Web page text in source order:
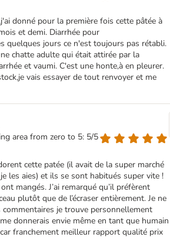
donné pour la première fois cette pâtée à
et demi. Diarrhée pour
quelques jours ce n'est toujours pas rétabli.
chatte adulte qui était attirée par la
et vaumi. C'est une honte,à en pleurer.
vais essayer de tout renvoyer et me
area from zero to 5: 5/5
cette patée (il avait de la super marché
les aies) et ils se sont habitués super vite !
mangés. J’ai remarqué qu’il préfèrent
plutôt que de l’écraser entièrement. Je ne
je trouve personnellement
donnerais envie même en tant que humain
car franchement meilleur rapport qualité prix